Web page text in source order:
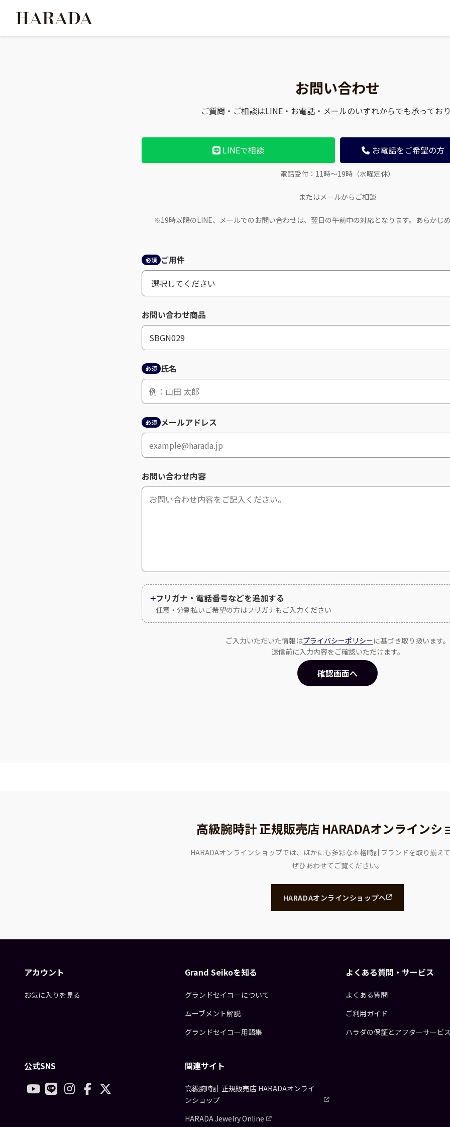
お問い合わせ
ご質問・ご相談はLINE・お電話・メールのいずれからでも承っており
LINEで相談 お電話をご希望の方
電話受付：11時〜19時（水曜定休）
またはメールからご相談
※19時以降のLINE、メールでのお問い合わせは、翌日の午前中の対応となります。あらかじ
必須 ご用件
お問い合わせ商品
必須 氏名
必須 メールアドレス
お問い合わせ内容
フリガナ・電話番号などを追加する
任意・分割払いご希望の方はフリガナもご入力ください
ご入力いただいた情報はプライバシーポリシーに基づき取り扱います。
送信前に入力内容をご確認いただけます。
確認画面へ
高級腕時計 正規販売店 HARADAオンラインシ
HARADAオンラインショップでは、ほかにも多彩な本格時計ブランドを取り揃えて
ぜひあわせてご覧ください。
HARADAオンラインショップへ
アカウント
お気に入りを見る
Grand Seikoを知る
グランドセイコーについて
ムーブメント解説
グランドセイコー用語集
よくある質問・サービス
よくある質問
ご利用ガイド
ハラダの保証とアフターサービス
公式SNS 関連サイト
高級腕時計 正規販売店 HARADAオンライ
ンショップ
HARADA Jewelry Online